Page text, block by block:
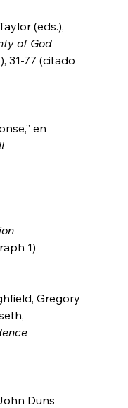
(eds.),
of God
31-77 (citado
en
1)
Duns